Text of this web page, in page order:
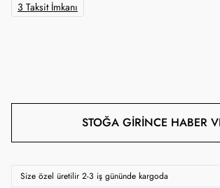
3 Taksit İmkanı
STOĞA GIRINCE HABER
Size özel üretilir 2-3 iş gününde kargoda